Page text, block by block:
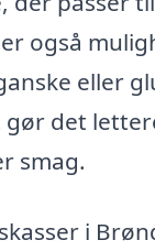
også
eller
gør det
smag.
i